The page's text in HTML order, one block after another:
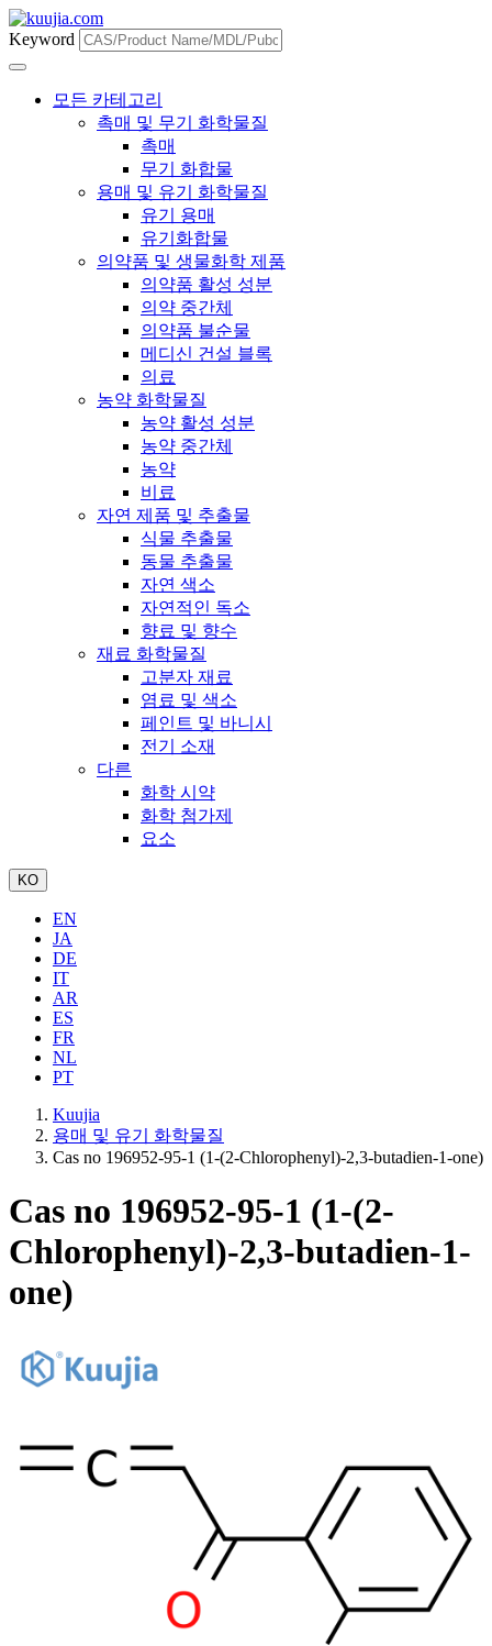
Keyword
모든 카테고리
촉매 및 무기 화학물질
촉매
무기 화합물
용매 및 유기 화학물질
유기 용매
유기화합물
의약품 및 생물화학 제품
의약품 활성 성분
의약 중간체
의약품 불순물
메디신 건설 블록
의료
농약 화학물질
농약 활성 성분
농약 중간체
농약
비료
자연 제품 및 추출물
식물 추출물
동물 추출물
자연 색소
자연적인 독소
향료 및 향수
재료 화학물질
고분자 재료
염료 및 색소
페인트 및 바니시
전기 소재
다른
화학 시약
화학 첨가제
요소
KO
EN
JA
DE
IT
AR
ES
FR
NL
PT
Kuujia
용매 및 유기 화학물질
Cas no 196952-95-1 (1-(2-Chlorophenyl)-2,3-butadien-1-one)
Cas no 196952-95-1 (1-(2-
Chlorophenyl)-2,3-butadien-1-
one)